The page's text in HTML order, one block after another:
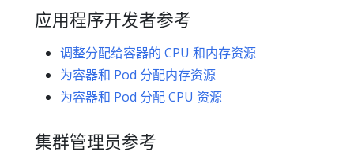
应用程序开发者参考
调整分配给容器的 CPU 和内存资源
为容器和 Pod 分配内存资源
为容器和 Pod 分配 CPU 资源
集群管理员参考